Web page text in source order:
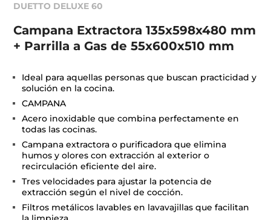
DUETTO DELUXE 60
Campana Extractora 135x598x480 mm
+ Parrilla a Gas de 55x600x510 mm
Ideal para aquellas personas que buscan practicidad y
solución en la cocina.
CAMPANA
Acero inoxidable que combina perfectamente en
todas las cocinas.
Campana extractora o purificadora que elimina
humos y olores con extracción al exterior o
recirculación eficiente del aire.
Tres velocidades para ajustar la potencia de
extracción según el nivel de cocción.
Filtros metálicos lavables en lavavajillas que facilitan